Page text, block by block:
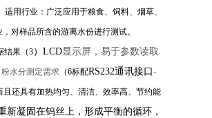
适用行业：广泛应用于粮食、饲料、烟草、
对样品所含的游离水份进行测试。
结果 （3）LCD显示屏，易于参数读取
粉水分测定需求 （6标配RS232通讯接口-
还具有加热均匀、清洁、效率高、节约能
凝固在钨丝上，形成平衡的循环，